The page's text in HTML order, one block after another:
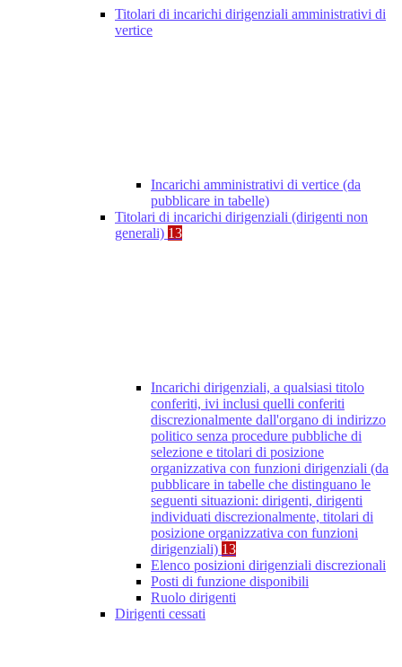
Titolari di incarichi dirigenziali amministrativi di
vertice
Incarichi amministrativi di vertice (da
pubblicare in tabelle)
Titolari di incarichi dirigenziali (dirigenti non
generali) 13
Incarichi dirigenziali, a qualsiasi titolo
conferiti, ivi inclusi quelli conferiti
discrezionalmente dall'organo di indirizzo
politico senza procedure pubbliche di
selezione e titolari di posizione
organizzativa con funzioni dirigenziali (da
pubblicare in tabelle che distinguano le
seguenti situazioni: dirigenti, dirigenti
individuati discrezionalmente, titolari di
posizione organizzativa con funzioni
dirigenziali) 13
Elenco posizioni dirigenziali discrezionali
Posti di funzione disponibili
Ruolo dirigenti
Dirigenti cessati